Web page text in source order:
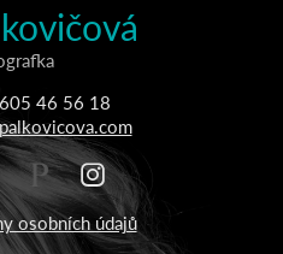
46 56 18
osobních údajů